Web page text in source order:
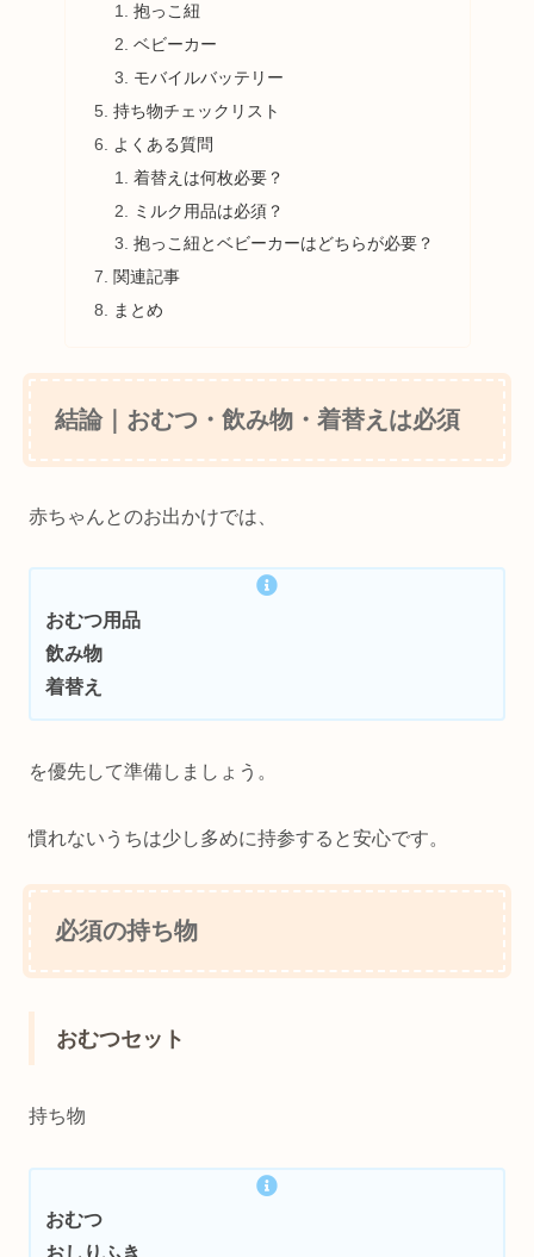
抱っこ紐
ベビーカー
モバイルバッテリー
持ち物チェックリスト
よくある質問
着替えは何枚必要？
ミルク用品は必須？
抱っこ紐とベビーカーはどちらが必要？
関連記事
まとめ
結論｜おむつ・飲み物・着替えは必須
赤ちゃんとのお出かけでは、
おむつ用品
飲み物
着替え
を優先して準備しましょう。
慣れないうちは少し多めに持参すると安心です。
必須の持ち物
おむつセット
持ち物
おむつ